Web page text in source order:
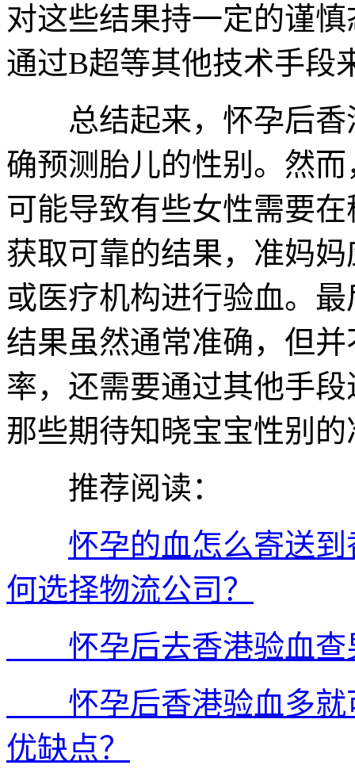
对这些结果持一定的谨
通过B超等其他技术手段
总结起来，怀孕后香
确预测胎儿的性别。然
可能导致有些女性需要
获取可靠的结果，准妈
或医疗机构进行验血。
结果虽然通常准确，但
率，还需要通过其他手
那些期待知晓宝宝性别
推荐阅读：
怀孕的血怎么寄送
何选择物流公司？
怀孕后去香港验血查
怀孕后香港验血多就
优缺点？